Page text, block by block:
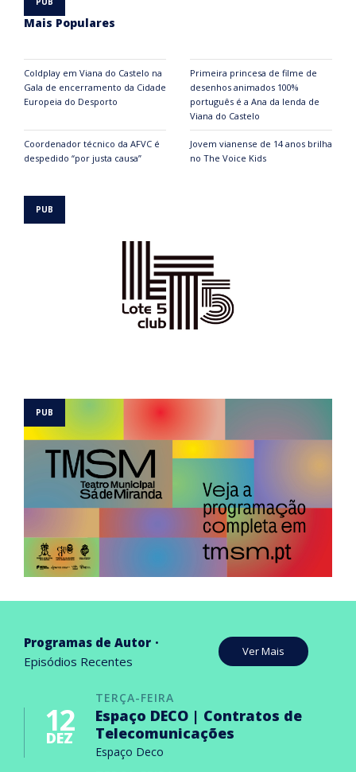
Mais Populares
Coldplay em Viana do Castelo na
Gala de encerramento da Cidade
Europeia do Desporto
Primeira princesa de filme de
desenhos animados 100%
português é a Ana da lenda de
Viana do Castelo
Coordenador técnico da AFVC é
despedido “por justa causa”
Jovem vianense de 14 anos brilha
no The Voice Kids
Programas de Autor
Episódios Recentes
Ver Mais
TERÇA-FEIRA
12
DEZ
Espaço DECO | Contratos de
Telecomunicações
Espaço Deco